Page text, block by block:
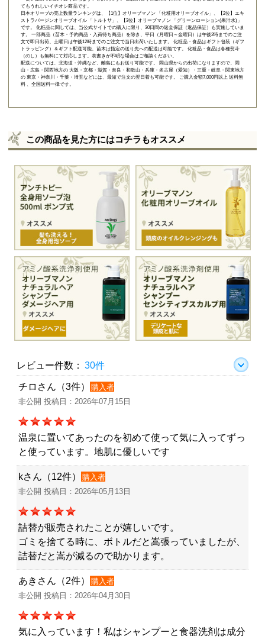
てもうれしいイチオシ商品です。
日本オリーブの売上数量ランキングは、【1位】オリーブマノン 「化粧用オリーブオイル 」、【2位】
エキ
ストラバージンオリーブオイル 「トルトサ」
、【3位】 オリーブマノン 「グリーンローション(果汁水)」
です。 化粧品に関しては、当公式サイトでの購入に限り、 30日間の返金保証（返品保証）
も実施していま
す。 一部商品（苗木・予約商品・入荷待ち商品）を除き、平日（月曜日～金曜日）は午後2時までのご注
文で即日出荷、土曜日は午後12時までのご注文で当日出荷いたします。 化粧品・食品はギフト包装（ギフ
トラッピング）＆ギフト配送可能、苗木は指定の送り先への配送は可能です。 化粧品・食品は各種熨斗
（のし）も無料にて対応します。表書きが不明な場合はご相談ください。
配送については、北海道・沖縄など、離島にもお送り可能です。 岡山県からの出荷になりますので、岡
山・広島・関西地方の 大阪・京都・滋賀・奈良・和歌山・兵庫・名古屋（愛知）・三重・岐阜・関東地方
の 東京・神奈川・千葉・埼玉などには、最短で注文の翌日着も可能です。 ご購入金額7,000円以上 送料無
料 、全国送料一律です。
この商品を見た方にはコチラもオススメ
レビュー件数： 30件
チロさん（3件）
購入者
非公開 投稿日：2026年07月15日
温泉に置いてあったのを初めて使って気に入ってずっ
と使っています。地肌に優しいです
kさん（12件）
購入者
非公開 投稿日：2026年05月13日
詰替が販売されたことが嬉しいです。
ゴミを捨てる時に、ボトルだと嵩張っていましたが、
詰替だと嵩が減るので助かります。
あきさん（2件）
購入者
非公開 投稿日：2026年04月30日
気に入っています！私はシャンプーと食器洗剤は成分